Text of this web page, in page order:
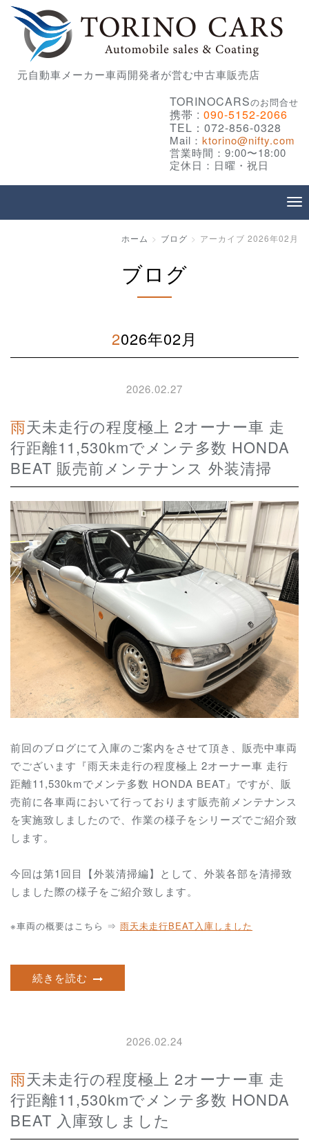
元自動車メーカー車両開発者が営む中古車販売店
TORINOCARSのお問合せ
携帯 : 090-5152-2066
TEL：072-856-0328
Mail： ktorino@nifty.com
営業時間：9:00〜18:00
定休日：日曜・祝日
ホーム ブログ アーカイブ 2026年02月
ブログ
2026年02月
2026.02.27
雨天未走行の程度極上 2オーナー車 走
行距離11,530kmでメンテ多数 HONDA
BEAT 販売前メンテナンス 外装清掃
前回のブログにて入庫のご案内をさせて頂き、販売中車両
でございます『雨天未走行の程度極上 2オーナー車 走行
距離11,530kmでメンテ多数 HONDA BEAT』ですが、販
売前に各車両において行っております販売前メンテナンス
を実施致しましたので、作業の様子をシリーズでご紹介致
します。
今回は第1回目【外装清掃編】として、外装各部を清掃致
しました際の様子をご紹介致します。
※車両の概要はこちら ⇒ 雨天未走行BEAT入庫しました
続きを読む
2026.02.24
雨天未走行の程度極上 2オーナー車 走
行距離11,530kmでメンテ多数 HONDA
BEAT 入庫致しました